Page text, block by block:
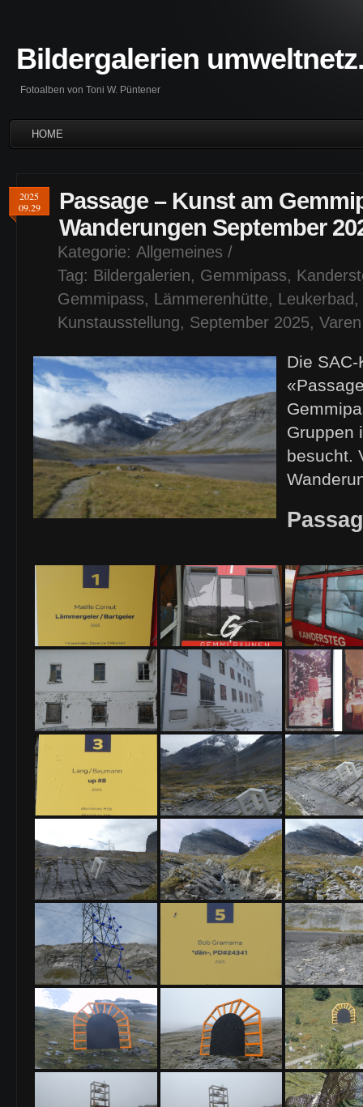
Bildergalerien
Fotoalben von Toni W. Püntener
HOME
2025
09.29
Passage – Kunst am
Wanderungen September
Kategorie: Allgemeines /
Tag: Bildergalerien, Gemmipass,
Gemmipass, Lämmerenhütte, Leukerbad ,
Kunstausstellung, September 2025, Varen
Die
Gruppen
besucht.